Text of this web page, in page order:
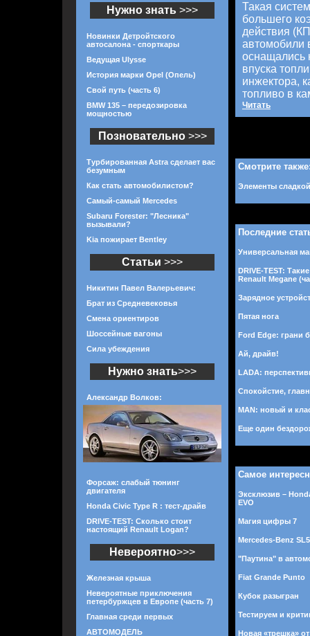
Нужно знать >>>
Новинки Детройтского
автосалона - спорткары
Ведущая Ulysse
История марки Opel (Опель)
Свой путь (часть 6)
BMW 135 – передозировка
мощностью
Позновательно >>>
Турбированная Astra сделает вас
безумным
Как стать автомобилистом?
Самый-самый Mercedes
Subaru Forester: "Лесника"
вызывали?
Kia пожирает Bentley
Статьи >>>
Никитин Павел Валерьевич:
Брат из Средневековья
Смена ориентиров
Шоссейные вагоны
Сила убеждения
Нужно знать>>>
Александр Волков:
Форсаж: слабый тюнинг
двигателя
Honda Civic Type R : тест-драйв
DRIVE-TEST: Сколько стоит
настоящий Renault Logan?
Невероятно>>>
Железная крыша
Невероятные приключения
петербуржцев в Европе (часть 7)
Главная среди первых
АВТОМОДЕЛЬ
Такая
большего
действия
автомобили
оснащались
впуска
инжектора,
топливо в
Читать
Смотрите
Элементы
Последние
Универсальная
DRIVE-TEST:
Renault Megane
Зарядное
Пятая нога
Ford Edge: грани
Ай, драйв!
LADA:
Спокойстие,
MAN: новый и
Еще один
Самое
Эксклюзив –
EVO
Магия цифры 7
Mercedes-Benz
"Паутина" в
Fiat Grande Punto
Кубок разыгран
Тестируем и
Новая «трешка»